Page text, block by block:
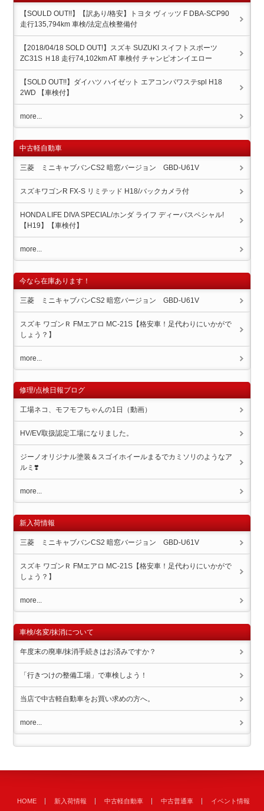
【SOULD OUT!!】【訳あり/格安】トヨタ ヴィッツ F DBA-SCP90
走行135,794km 車検/法定点検整備付
【2018/04/18 SOLD OUT!】スズキ SUZUKI スイフトスポーツ
ZC31S Ｈ18 走行74,102km AT 車検付 チャンピオンイエロー
【SOLD OUT!!】ダイハツ ハイゼット エアコンパワステspl H18
2WD 【車検付】
more...
中古軽自動車
三菱 ミニキャブバンCS2 暗窓バージョン GBD-U61V
スズキワゴンR FX-S リミテッド H18/バックカメラ付
HONDA LIFE DIVA SPECIAL/ホンダ ライフ ディーバスペシャル!
【H19】【車検付】
more...
今なら在庫あります！
三菱 ミニキャブバンCS2 暗窓バージョン GBD-U61V
スズキ ワゴンＲ FMエアロ MC-21S【格安車！足代わりにいかがで
しょう？】
more...
修理/点検日報ブログ
工場ネコ、モフモフちゃんの1日（動画）
HV/EV取扱認定工場になりました。
ジーノオリジナル塗装＆スゴイホイール️まるでカミソリのようなア
ルミ❣️
more...
新入荷情報
三菱 ミニキャブバンCS2 暗窓バージョン GBD-U61V
スズキ ワゴンＲ FMエアロ MC-21S【格安車！足代わりにいかがで
しょう？】
more...
車検/名変/抹消について
年度末の廃車/抹消手続きはお済みですか？
「行きつけの整備工場」で車検しよう！
当店で中古軽自動車をお買い求めの方へ。
more...
HOME 新入荷情報 中古軽自動車 中古普通車
イベント情報